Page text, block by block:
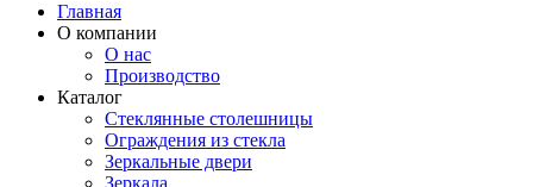
Главная
О компании
О нас
Производство
Каталог
Стеклянные столешницы
Ограждения из стекла
Зеркальные двери
Зеркала